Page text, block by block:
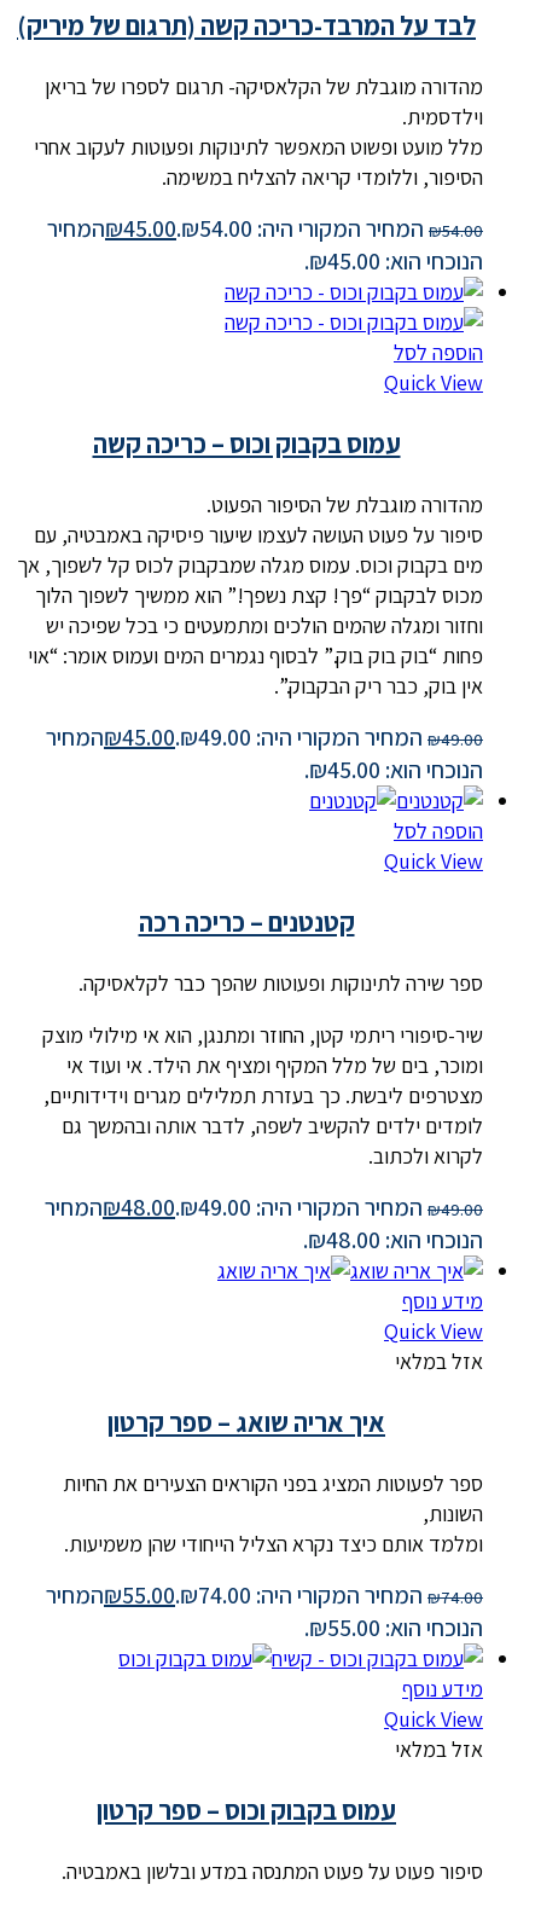
לבד על המרבד-כריכה קשה (תרגום של מיריק)
מהדורה מוגבלת של הקלאסיקה- תרגום לספרו של בריאן
וילדסמית.
מלל מועט ופשוט המאפשר לתינוקות ופעוטות לעקוב אחרי
הסיפור, וללומדי קריאה להצליח במשימה.
₪54.00 המחיר המקורי היה: ₪54.00. ₪45.00
המחיר
הנוכחי הוא: ₪45.00.
הוספה לסל
Quick View
עמוס בקבוק וכוס – כריכה קשה
מהדורה מוגבלת של הסיפור הפעוט.
סיפור על פעוט העושה לעצמו שיעור פיסיקה באמבטיה, עם
מים בקבוק וכוס. עמוס מגלה שמבקבוק לכוס קל לשפוך, אך
מכוס לבקבוק “פך! קצת נשפך!” הוא ממשיך לשפוך הלוך
וחזור ומגלה שהמים הולכים ומתמעטים כי בכל שפיכה יש
פחות “בוק בוק בוק.” לבסוף נגמרים המים ועמוס אומר: “אוי
אין בוק, כבר ריק הבקבוק.”.
₪49.00 המחיר המקורי היה: ₪49.00. ₪45.00
המחיר
הנוכחי הוא: ₪45.00.
הוספה לסל
Quick View
קטנטנים – כריכה רכה
ספר שירה לתינוקות ופעוטות שהפך כבר לקלאסיקה.
שיר-סיפורי ריתמי קטן, החוזר ומתנגן, הוא אי מילולי מוצק
ומוכר, בים של מלל המקיף ומציף את הילד. אי ועוד אי
מצטרפים ליבשת. כך בעזרת תמלילים מגרים וידידותיים,
לומדים ילדים להקשיב לשפה, לדבר אותה ובהמשך גם
לקרוא ולכתוב.
₪49.00 המחיר המקורי היה: ₪49.00. ₪48.00
המחיר
הנוכחי הוא: ₪48.00.
מידע נוסף
Quick View
אזל במלאי
איך אריה שואג – ספר קרטון
ספר לפעוטות המציג בפני הקוראים הצעירים את החיות
השונות,
ומלמד אותם כיצד נקרא הצליל הייחודי שהן משמיעות.
₪74.00 המחיר המקורי היה: ₪74.00. ₪55.00
המחיר
הנוכחי הוא: ₪55.00.
מידע נוסף
Quick View
אזל במלאי
עמוס בקבוק וכוס – ספר קרטון
סיפור פעוט על פעוט המתנסה במדע ובלשון באמבטיה.